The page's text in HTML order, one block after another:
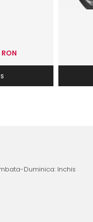
Duminica: Inchis